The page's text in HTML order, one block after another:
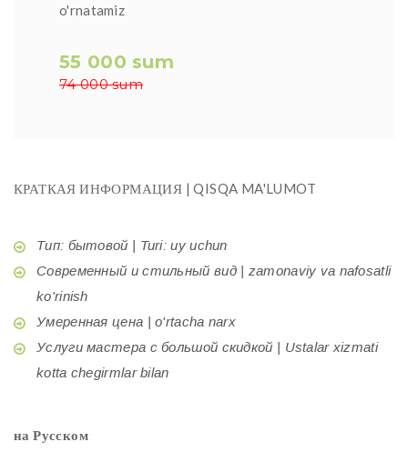
o'rnatamiz
55 000 sum
74 000 sum
КРАТКАЯ ИНФОРМАЦИЯ | QISQA MA'LUMOT
Тип: бытовой | Turi: uy uchun
Современный и стильный вид | zamonaviy va nafosatli
ko'rinish
Умеренная цена | o'rtacha narx
Услуги мастера с большой скидкой | Ustalar xizmati
kotta chegirmlar bilan
на Русском